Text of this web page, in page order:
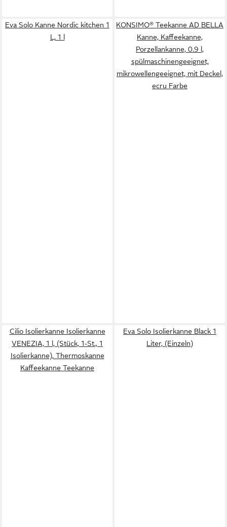
Eva Solo Kanne Nordic kitchen 1
L, 1 l
KONSIMO® Teekanne AD BELLA
Kanne, Kaffeekanne,
Porzellankanne, 0.9 l,
spülmaschinengeeignet,
mikrowellengeeignet, mit Deckel,
ecru Farbe
Cilio Isolierkanne Isolierkanne
VENEZIA, 1 l, (Stück, 1-St., 1
Isolierkanne), Thermoskanne
Kaffeekanne Teekanne
Eva Solo Isolierkanne Black 1
Liter, (Einzeln)